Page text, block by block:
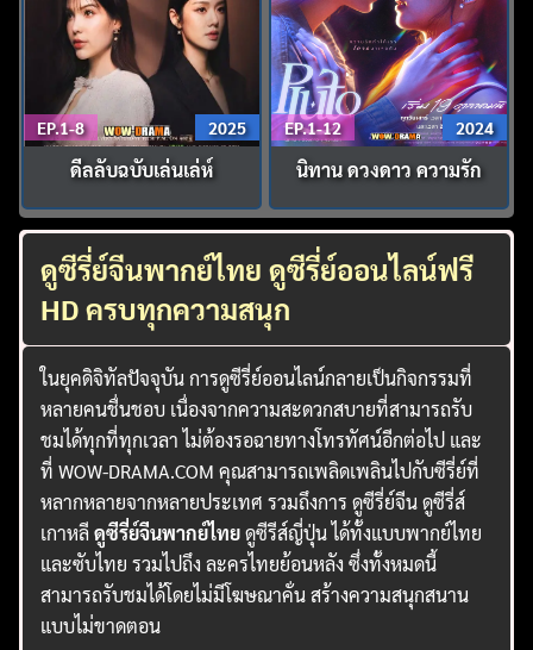
EP.1-8 2025
ดีลลับฉบับเล่นเล่ห์
EP.1-12 2024
นิทาน ดวงดาว ความรัก
ดูซีรี่ย์จีนพากย์ไทย ดูซีรี่ย์ออนไลน์ฟรี
HD ครบทุกความสนุก
ในยุคดิจิทัลปัจจุบัน การดูซีรี่ย์ออนไลน์กลายเป็นกิจกรรมที่
หลายคนชื่นชอบ เนื่องจากความสะดวกสบายที่สามารถรับ
ชมได้ทุกที่ทุกเวลา ไม่ต้องรอฉายทางโทรทัศน์อีกต่อไป และ
ที่ WOW-DRAMA.COM คุณสามารถเพลิดเพลินไปกับซีรี่ย์ที่
หลากหลายจากหลายประเทศ รวมถึงการ ดูซีรี่ย์จีน ดูซีรี่ส์
เกาหลีดูซีรี่ย์จีนพากย์ไทยดูซีรีส์ญี่ปุ่น ได้ทั้งแบบพากย์ไทย
และซับไทย รวมไปถึง ละครไทยย้อนหลัง ซึ่งทั้งหมดนี้
สามารถรับชมได้โดยไม่มีโฆษณาคั่น สร้างความสนุกสนาน
แบบไม่ขาดตอน